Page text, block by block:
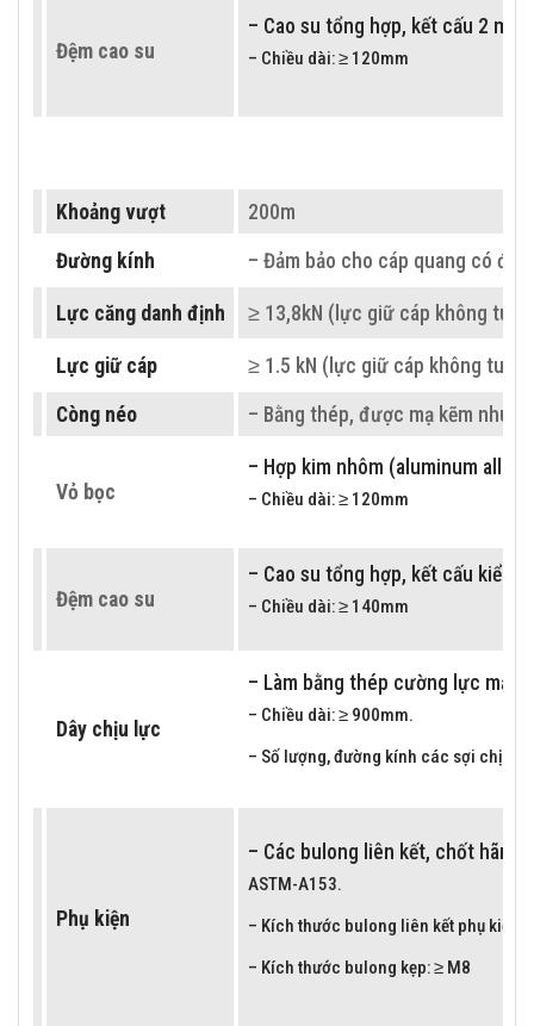
Đệm cao su
– Cao su tổng hợp, kết cấu 2
– Chiều dài: ≥ 120mm
– Đường kính, số lượng các sợi dây
Phụ kiện
– Kích thước bulong liên kết phụ kiện:
– Kích thước bulong kẹp: ≥ M8
Khối lượng bộ treo ≤ 1,5kg
Bảng 2: Treo cáp quang ADSS Khoảng vượt 200M
Khoảng vượt 200m
Đường kính – Đảm bảo cho cáp quang có
Lực căng danh định ≥ 13,8kN (lực giữ cáp không
Lực giữ cáp ≥ 1.5 kN (lực giữ cáp không
Còng néo – Bằng thép, được mạ kẽm
Vỏ bọc
– Hợp kim nhôm (aluminum alloy).
– Chiều dài: ≥ 120mm
Đệm cao su
– Cao su tổng hợp, kết cấu kiểu
– Chiều dài: ≥ 140mm
Dây chịu lực
– Làm bằng thép cường lực mạ
– Chiều dài: ≥ 900mm.
– Số lượng, đường kính các sợi chịu
Phụ kiện
– Các bulong liên kết, chốt hãm
ASTM-A153.
– Kích thước bulong liên kết phụ kiện:
– Kích thước bulong kẹp: ≥ M8